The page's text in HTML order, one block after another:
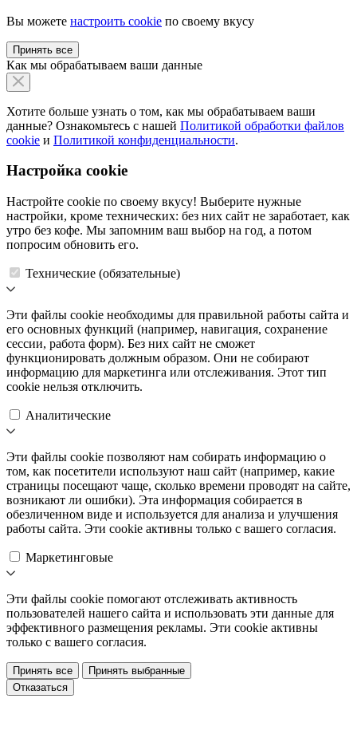
Вы можете настроить cookie по своему вкусу
Принять все
Как мы обрабатываем ваши данные
Хотите больше узнать о том, как мы обрабатываем ваши
данные? Ознакомьтесь с нашей Политикой обработки файлов
cookie и Политикой конфиденциальности.
Настройка cookie
Настройте cookie по своему вкусу! Выберите нужные
настройки, кроме технических: без них сайт не заработает, как
утро без кофе. Мы запомним ваш выбор на год, а потом
попросим обновить его.
Технические (обязательные)
Эти файлы cookie необходимы для правильной работы сайта и
его основных функций (например, навигация, сохранение
сессии, работа форм). Без них сайт не сможет
функционировать должным образом. Они не собирают
информацию для маркетинга или отслеживания. Этот тип
cookie нельзя отключить.
Аналитические
Эти файлы cookie позволяют нам собирать информацию о
том, как посетители используют наш сайт (например, какие
страницы посещают чаще, сколько времени проводят на сайте,
возникают ли ошибки). Эта информация собирается в
обезличенном виде и используется для анализа и улучшения
работы сайта. Эти cookie активны только с вашего согласия.
Маркетинговые
Эти файлы cookie помогают отслеживать активность
пользователей нашего сайта и использовать эти данные для
эффективного размещения рекламы. Эти cookie активны
только с вашего согласия.
Принять все
Принять выбранные
Отказаться